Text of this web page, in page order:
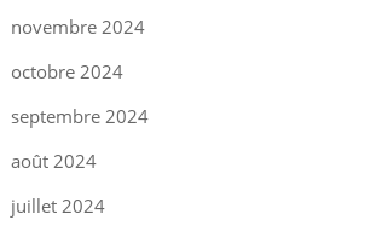
novembre 2024
octobre 2024
septembre 2024
août 2024
juillet 2024